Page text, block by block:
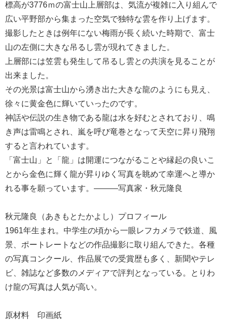
標高が3776ｍの富士山上層部は、気流が複雑に入り組んで
広い平野部から集まった空気で独特な雲を作り上げます。
撮影したときは例年にない梅雨が長く続いた時期で、富士
山の左側に大きな吊るし雲が現れてきました。
上層部には笠雲も発生して吊るし雲との共演を見ることが
出来ました。
その光景は富士山から湧き出た大きな龍のようにも見え、
徐々に黄金色に輝いていったのです。
神話や伝説の生き物である龍は水を好むとされており、鳴
き声は雷鳴とされ、嵐を呼び竜巻となって天空に昇り飛翔
すると言われています。
「富士山」と「龍」は開運につながることや縁起の良いこ
とから金色に輝く龍が昇りゆく写真を眺めて幸運へと導か
れる事を願っています。―――写真家・秋元隆良
秋元隆良（あきもとたかよし）プロフィール
1961年生まれ。中学生の頃から一眼レフカメラで鉄道、風
景、ポートレートなどの作品撮影に取り組んできた。各種
の写真コンクール、作品展での受賞歴も多く、新聞やテレ
ビ、雑誌など多数のメディアで評判となっている。とりわ
け龍の写真は人気が高い。
原材料 印画紙